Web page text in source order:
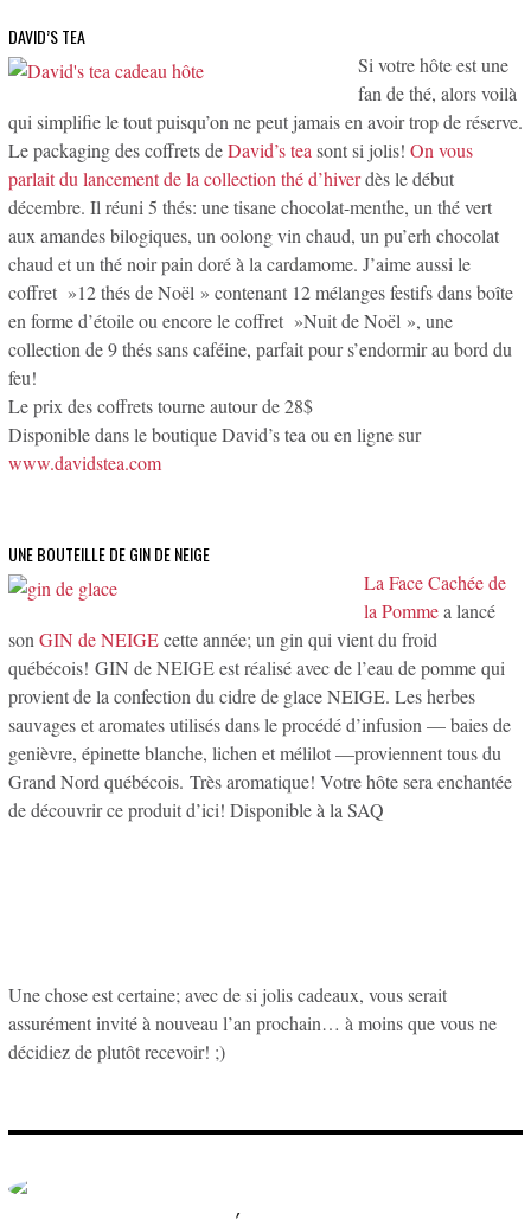
DAVID’S TEA
Si votre hôte est une
fan de thé, alors voilà
qui simplifie le tout puisqu’on ne peut jamais en avoir trop de réserve.
Le packaging des coffrets deDavid’s tea sont si jolis! On vous
parlait du lancement de la collection thé d’hiverdès le début
décembre. Il réuni 5 thés: une tisane chocolat-menthe, un thé vert
aux amandes bilogiques, un oolong vin chaud, un pu’erh chocolat
chaud et un thé noir pain doré à la cardamome. J’aime aussi le
coffret »12 thés de Noël » contenant 12 mélanges festifs dans boîte
en forme d’étoile ou encore le coffret »Nuit de Noël », une
collection de 9 thés sans caféine, parfait pour s’endormir au bord du
feu!
Le prix des coffrets tourne autour de 28$
Disponible dans le boutique David’s tea ou en ligne sur
www.davidstea.com
UNE BOUTEILLE DE GIN DE NEIGE
La Face Cachée de
la Pommea lancé
son GIN de NEIGEcette année; un gin qui vient du froid
québécois! GIN de NEIGE est réalisé avec de l’eau de pomme qui
provient de la confection du cidre de glace NEIGE. Les herbes
sauvages et aromates utilisés dans le procédé d’infusion — baies de
genièvre, épinette blanche, lichen et mélilot —proviennent tous du
Grand Nord québécois. Très aromatique! Votre hôte sera enchantée
de découvrir ce produit d’ici! Disponible à la SAQ
Une chose est certaine; avec de si jolis cadeaux, vous serait
assurément invité à nouveau l’an prochain… à moins que vous ne
décidiez de plutôt recevoir! ;)